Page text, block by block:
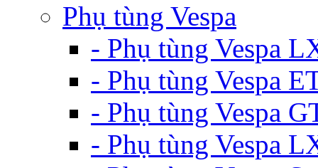
Phụ tùng Vespa
- Phụ tùng Vespa
- Phụ tùng Vespa
- Phụ tùng Vespa
- Phụ tùng Vespa